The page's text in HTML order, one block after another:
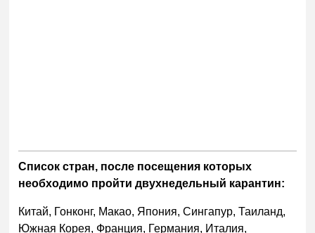
Список стран, после посещения которых
необходимо пройти двухнедельный карантин:
Китай, Гонконг, Макао, Япония, Сингапур, Таиланд,
Южная Корея, Франция, Германия, Италия,